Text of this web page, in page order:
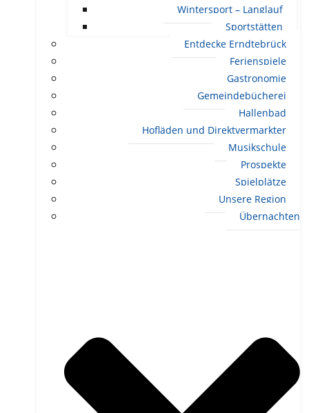
Wintersport – Langlauf
Sportstätten
Entdecke Erndtebrück
Ferienspiele
Gastronomie
Gemeindebücherei
Hallenbad
Hofläden und Direktvermarkter
Musikschule
Prospekte
Spielplätze
Unsere Region
Übernachten